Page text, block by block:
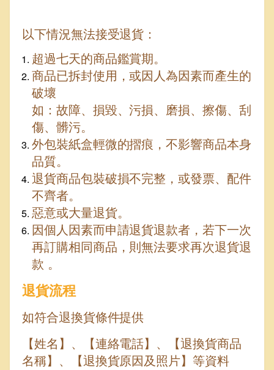
以下情況無法接受退貨：
超過七天的商品鑑賞期。
商品已拆封使用，或因人為因素而產生的
破壞
如：故障、損毀、污損、磨損、擦傷、刮
傷、髒污。
外包裝紙盒輕微的摺痕，不影響商品本身
品質。
退貨商品包裝破損不完整，或發票、配件
不齊者。
惡意或大量退貨。
因個人因素而申請退貨退款者，若下一次
再訂購相同商品，則無法要求再次退貨退
款 。
退貨流程
如符合退換貨條件提供
【姓名】、【連絡電話】、【退換貨商品
名稱】、【退換貨原因及照片】等資料